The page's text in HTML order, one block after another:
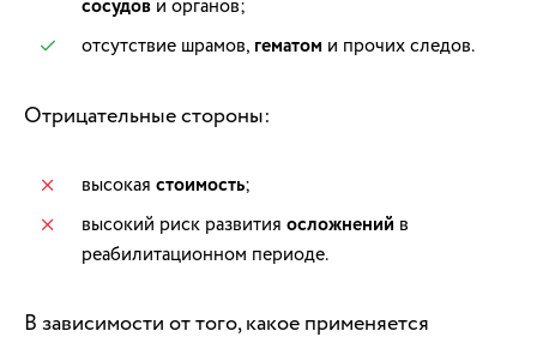
сосудов и органов;
отсутствие шрамов, гематом и прочих следов.
Отрицательные стороны:
высокая стоимость;
высокий риск развития осложнений в
реабилитационном периоде.
В зависимости от того, какое применяется